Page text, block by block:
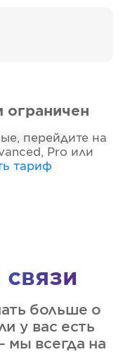
ограничен
перейдите на
Pro или
тариф
связи
больше о
у вас есть
мы всегда на